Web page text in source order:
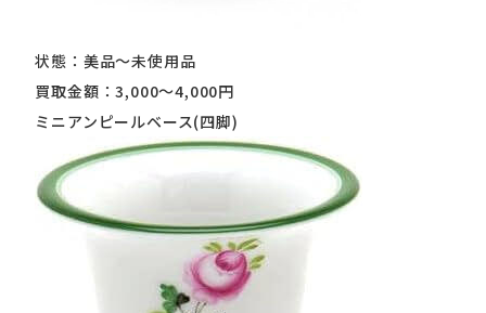
状態：美品～未使用品
買取金額：3,000～4,000円
ミニアンピールベース(四脚)